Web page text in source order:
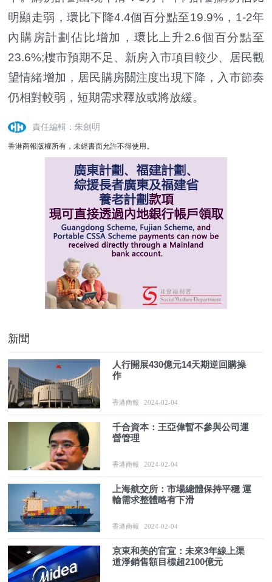
明顯走弱，環比下降4.4個百分點至19.9%，1-2年
內購房計劃佔比增加，環比上升2.6個百分點至
23.6%;樓市預期不足、新房入市項目較少、居民觀
望情緒增加，居民購房關注度出現下降，入市節奏
仍相對較弱，短期需求釋放或將放緩。
責任編輯：朱劍明
香港商報版權所有，未經書面允許不得使用。
新聞
人行開展430億元14天期逆回購操
作
香港商報 2024-02-04
千合資本：王亞偉暫不參與公司運
營管理
香港商報 2024-02-04
上海航交所：市場總體保持平穩 運
輸需求整體略有下滑
香港商報 2024-02-04
京東和美的官宣：未來3年線上渠
道淨銷售額目標超2100億元